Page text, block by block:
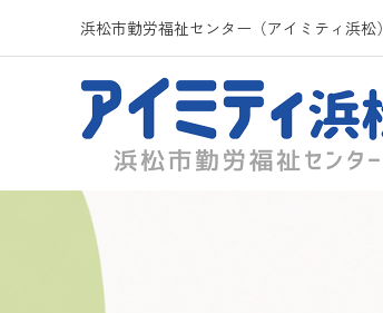
浜松市勤労福祉センター（アイミティ浜松）